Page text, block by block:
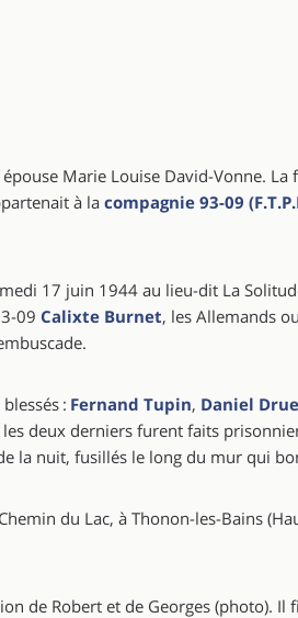
Marie Louise David-Vonne.
à la compagnie 93-09
17 juin 1944 au lieu-dit La
09 Calixte Burnet, les Allemands
: Fernand Tupin, Daniel
deux derniers furent faits
la nuit, fusillés le long du mur qui
du Lac, à Thonon-les-Bains
de Robert et de Georges (photo).